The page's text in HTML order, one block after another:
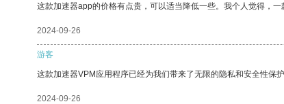
这款加速器app的价格有点贵，可以适当降低一些。我个人觉得，
2024-09-26
游客
这款加速器VPM应用程序已经为我们带来了无限的隐私和安全性保护
2024-09-26